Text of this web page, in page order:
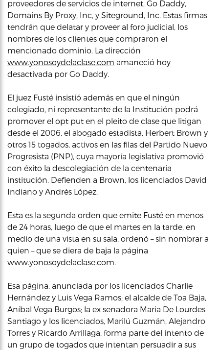
proveedores de servicios de internet, Go Daddy,
Domains By Proxy, Inc, y Siteground, Inc. Estas firmas
tendrán que delatar y proveer al foro judicial, los
nombres de los clientes que compraron el
mencionado dominio. La dirección
www.yonosoydelaclase.com amaneció hoy
desactivada por Go Daddy.
El juez Fusté insistió además en que el ningún
colegiado, ni representante de la Institución podrá
promover el opt put en el pleito de clase que litigan
desde el 2006, el abogado estadista, Herbert Brown y
otros 15 togados, activos en las filas del Partido Nuevo
Progresista (PNP), cuya mayoría legislativa promovió
con éxito la descolegiación de la centenaria
institución. Defienden a Brown, los licenciados David
Indiano y Andrés López.
Esta es la segunda orden que emite Fusté en menos
de 24 horas, luego de que el martes en la tarde, en
medio de una vista en su sala, ordenó – sin nombrar a
quien – que se diera de baja la página
www.yonosoydelaclase.com.
Esa página, anunciada por los licenciados Charlie
Hernández y Luis Vega Ramos; el alcalde de Toa Baja,
Aníbal Vega Burgos; la ex senadora Maria De Lourdes
Santiago y los licenciados, Marilú Guzmán, Alejandro
Torres y Ricardo Arrillaga, forma parte del intento de
un grupo de togados que intentan persuadir a sus